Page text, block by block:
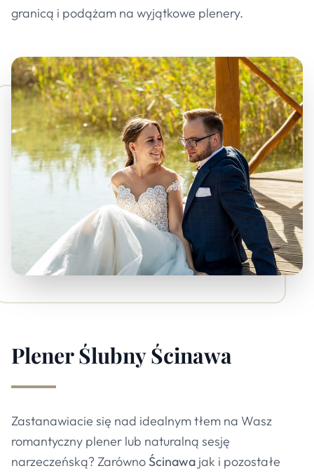
granicą i podążam na wyjątkowe plenery.
Plener ŚlubnyŚcinawa
Zastanawiacie się nad idealnym tłem na Wasz
romantyczny plener lub naturalną sesję
narzeczeńską? Zarówno Ścinawa jak i pozostałe